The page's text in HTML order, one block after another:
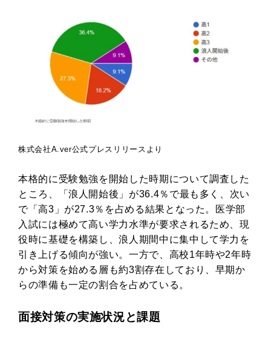
株式会社A.ver公式プレスリリースより
本格的に受験勉強を開始した時期について調査した
ところ、「浪人開始後」が36.4％で最も多く、次い
で「高3」が27.3％を占める結果となった。医学部
入試には極めて高い学力水準が要求されるため、現
役時に基礎を構築し、浪人期間中に集中して学力を
引き上げる傾向が強い。一方で、高校1年時や2年時
から対策を始める層も約3割存在しており、早期か
らの準備も一定の割合を占めている。
面接対策の実施状況と課題